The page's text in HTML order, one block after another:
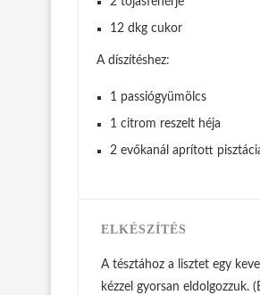
12 dkg cukor
A díszítéshez:
1 passiógyümölcs
1 citrom reszelt héja
2 evőkanál aprított
ELKÉSZÍTÉS
A tésztához a lisztet egy
kézzel gyorsan eldolgozzuk.